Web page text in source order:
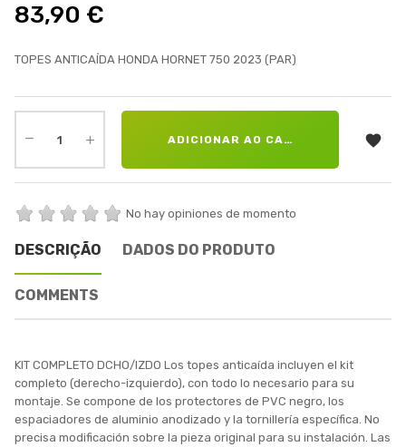
83,90 €
TOPES ANTICAÍDA HONDA HORNET 750 2023 (PAR)
ADICIONAR AO CARRINHO 
No hay opiniones de momento
DESCRIÇÃO DADOS DO PRODUTO
COMMENTS
KIT COMPLETO DCHO/IZDO Los topes anticaída incluyen el kit
completo (derecho-izquierdo), con todo lo necesario para su
montaje. Se compone de los protectores de PVC negro, los
espaciadores de aluminio anodizado y la tornillería específica. No
precisa modificación sobre la pieza original para su instalación. Las